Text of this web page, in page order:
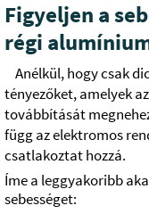
Figyeljen a
régi
Anélkül, hogy csak
tényezőket, amelyek
továbbítását
függ az elektromos
csatlakoztat hozzá.
Íme a leggyakoribb
sebességet: